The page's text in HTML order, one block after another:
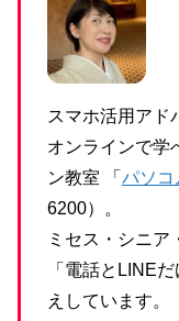
スマホ活用アド
オンラインで学
ン教室 「 パソコ
6200）。
ミセス・シニア
「電話とLINE
えしています。